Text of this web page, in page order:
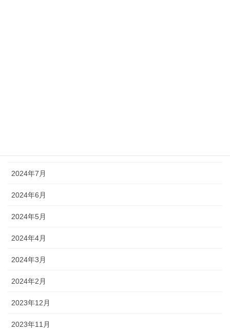
2024年7月
2024年6月
2024年5月
2024年4月
2024年3月
2024年2月
2023年12月
2023年11月